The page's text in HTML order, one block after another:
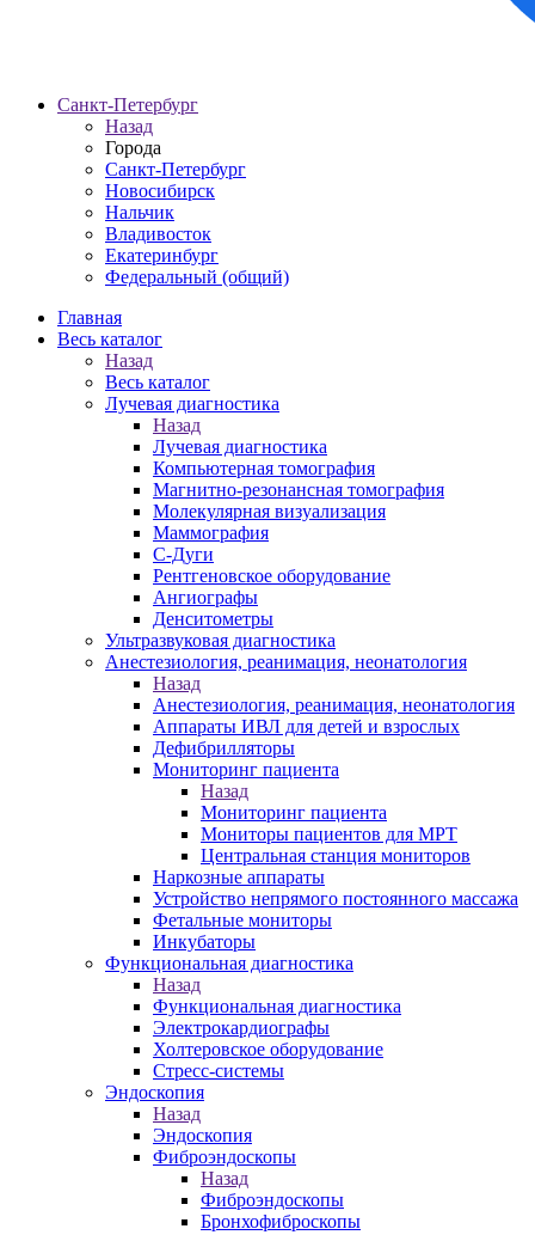
Санкт-Петербург
Назад
Города
Санкт-Петербург
Новосибирск
Нальчик
Владивосток
Екатеринбург
Федеральный (общий)
Главная
Весь каталог
Назад
Весь каталог
Лучевая диагностика
Назад
Лучевая диагностика
Компьютерная томография
Магнитно-резонансная томография
Молекулярная визуализация
Маммография
С-Дуги
Рентгеновское оборудование
Ангиографы
Денситометры
Ультразвуковая диагностика
Анестезиология, реанимация, неонатология
Назад
Анестезиология, реанимация, неонатология
Аппараты ИВЛ для детей и взрослых
Дефибрилляторы
Мониторинг пациента
Назад
Мониторинг пациента
Мониторы пациентов для МРТ
Центральная станция мониторов
Наркозные аппараты
Устройство непрямого постоянного массажа
Фетальные мониторы
Инкубаторы
Функциональная диагностика
Назад
Функциональная диагностика
Электрокардиографы
Холтеровское оборудование
Стресс-системы
Эндоскопия
Назад
Эндоскопия
Фиброэндоскопы
Назад
Фиброэндоскопы
Бронхофиброскопы